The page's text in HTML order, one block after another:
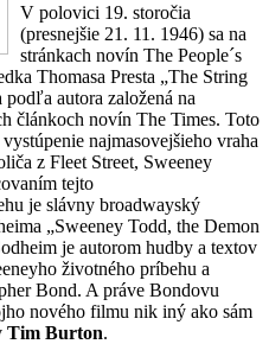
V polovici 19. storočia
(presnejšie 21. 11. 1946) sa na
stránkach novín The People´s
Thomasa Presta „The String
autora založená na
článkoch novín The Times. Toto
najmasovejšieho vraha
z Fleet Street, Sweeney
tejto
je slávny broadwayský
„Sweeney Todd, the Demon
je autorom hudby a textov
životného príbehu a
Bond. A práve Bondovu
nového filmu nik iný ako sám
Tim Burton.